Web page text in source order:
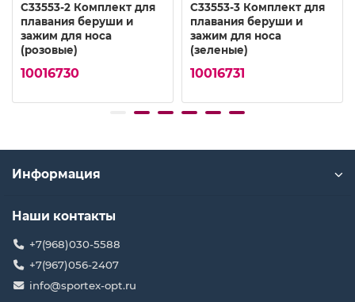
C33553-2 Комплект для
плавания беруши и
зажим для носа
(розовые)
10016730
C33553-3 Комплект для
плавания беруши и
зажим для носа
(зеленые)
10016731
Информация
Наши контакты
+7(968)030-5588
+7(967)056-2407
info@sportex-opt.ru